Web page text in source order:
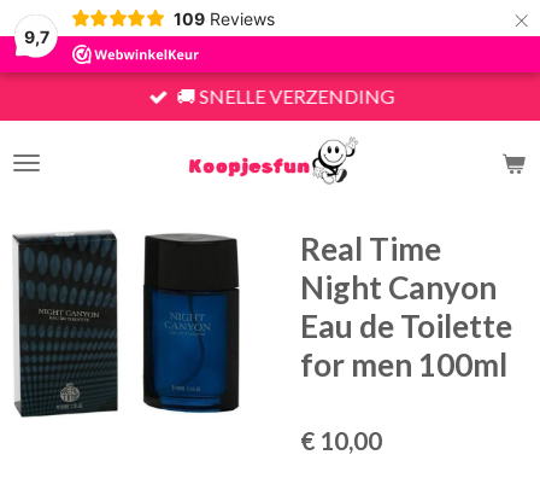
9,7
109 Reviews ×
🚚 SNELLE VERZENDING
Real Time
Night Canyon
Eau de Toilette
for men 100ml
€ 10,00